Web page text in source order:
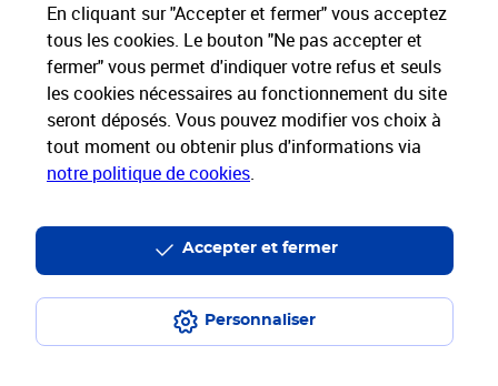
En cliquant sur "Accepter et fermer" vous acceptez
tous les cookies. Le bouton "Ne pas accepter et
fermer" vous permet d'indiquer votre refus et seuls
les cookies nécessaires au fonctionnement du site
seront déposés. Vous pouvez modifier vos choix à
tout moment ou obtenir plus d'informations via
notre politique de cookies.
Personnaliser
Accepter et fermer
Envois Courrier
Expéditions de Colis
Informations & Assistance
Plan du site